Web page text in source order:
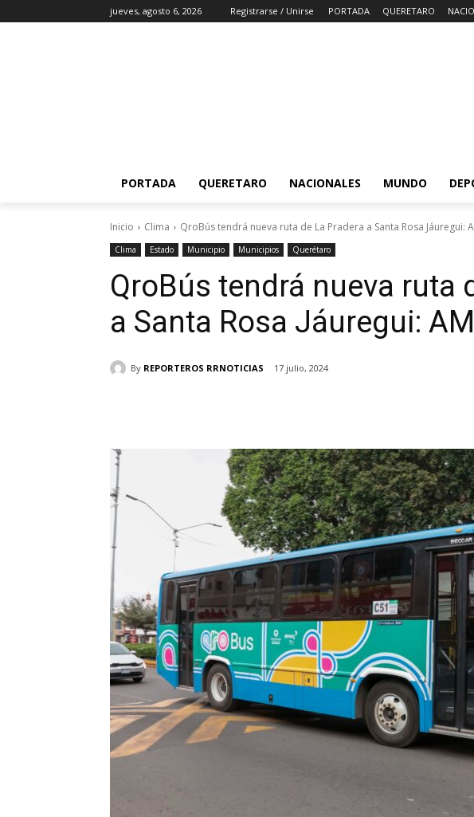
jueves, agosto 6, 2026 Registrarse / Unirse PORTADA QUERETARO
PORTADA QUERETARO NACIONALES MUNDO
Inicio Clima QroBús tendrá nueva ruta de La Pradera a Santa Rosa Jáuregui:
Clima Estado Municipio Municipios Querétaro
QroBús tendrá nueva ruta
a Santa Rosa Jáuregui:
By REPORTEROS RRNOTICIAS 17 julio, 2024